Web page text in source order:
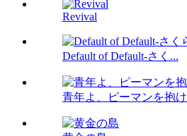
Revival
Default of Default-さく...
青年よ、ピーマンを抱け